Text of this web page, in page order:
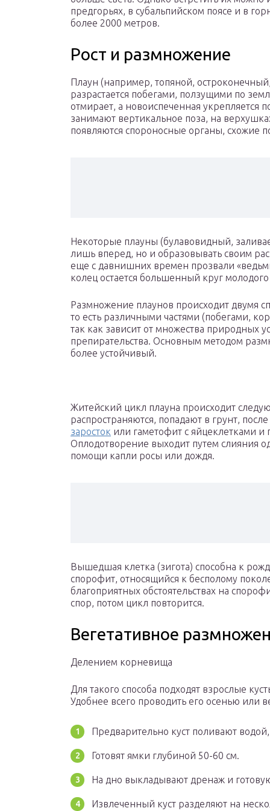
предгорьях, в субальпийском поясе и в
более 2000 метров.
Рост и размножение
Плаун (например, топяной,
разрастается побегами, ползущими по
отмирает, а новоиспеченная
занимают вертикальное поза, на
появляются спороносные органы, схожие
Некоторые плауны (булавовидный,
лишь вперед, но и образовывать своим
еще с давнишних времен прозвали
колец остается большенный круг
Размножение плаунов происходит двумя
то есть различными частями (побегами,
так как зависит от множества природных
препирательства. Основным методом
более устойчивый.
Житейский цикл плауна происходит
распространяются, попадают в грунт,
заросток или гаметофит с яйцеклетками
Оплодотворение выходит путем слияния
помощи капли росы или дождя.
Вышедшая клетка (зигота) способна к
спорофит, относящийся к бесполому
благоприятных обстоятельствах на
спор, потом цикл повторится.
Вегетативное
Делением корневища
Для такого способа подходят взрослые
Удобнее всего проводить его осенью или
Предварительно куст поливают
Готовят ямки глубиной 50-60 см.
На дно выкладывают дренаж и
Извлеченный куст разделяют на